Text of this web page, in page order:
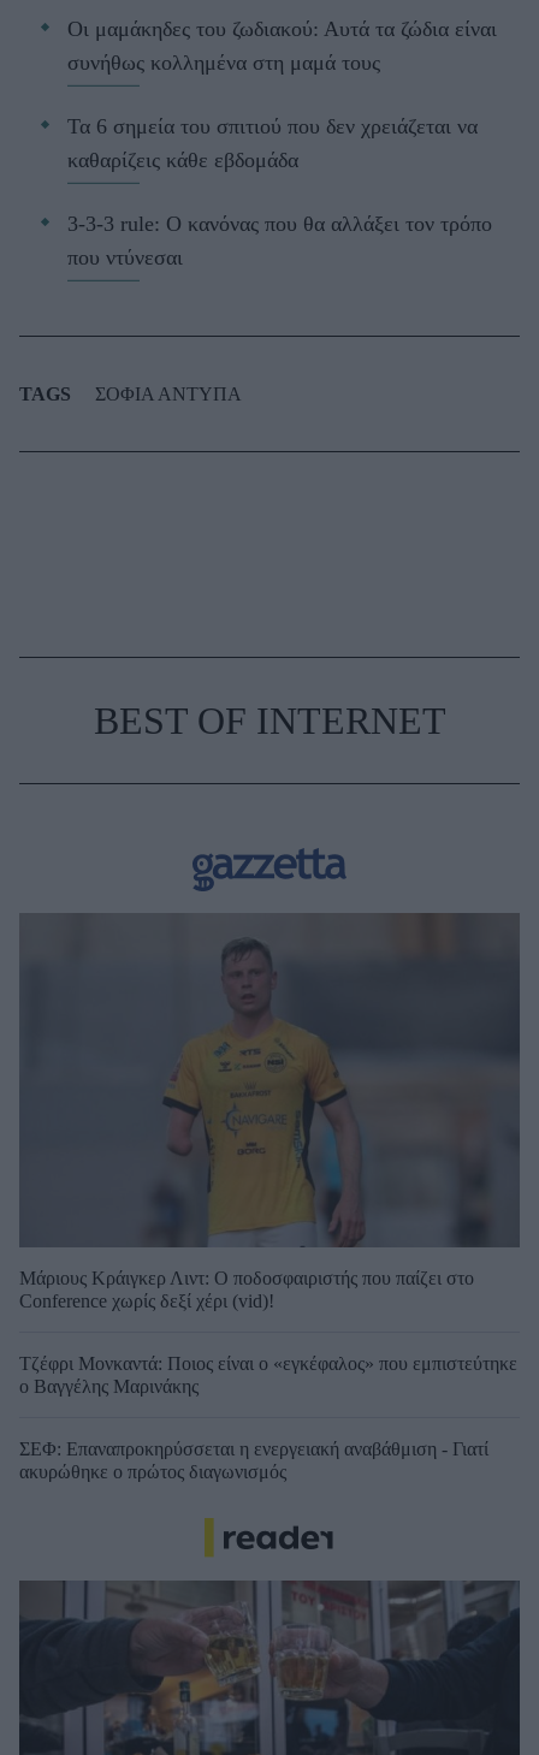
Οι μαμάκηδες του ζωδιακού: Αυτά τα ζώδια είναι
συνήθως κολλημένα στη μαμά τους
Τα 6 σημεία του σπιτιού που δεν χρειάζεται να
καθαρίζεις κάθε εβδομάδα
3-3-3 rule: Ο κανόνας που θα αλλάξει τον τρόπο
που ντύνεσαι
TAGS ΣΟΦΙΑ ΑΝΤΥΠΑ
BEST OF INTERNET
Μάριους Κράιγκερ Λιντ: Ο ποδοσφαιριστής που παίζει στο
Conference χωρίς δεξί χέρι (vid)!
Τζέφρι Μονκαντά: Ποιος είναι ο «εγκέφαλος» που εμπιστεύτηκε
ο Βαγγέλης Μαρινάκης
ΣΕΦ: Επαναπροκηρύσσεται η ενεργειακή αναβάθμιση - Γιατί
ακυρώθηκε ο πρώτος διαγωνισμός